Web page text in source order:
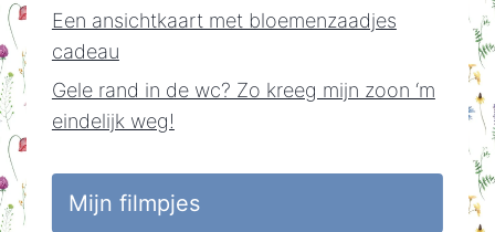
Een ansichtkaart met bloemenzaadjes
cadeau
Gele rand in de wc? Zo kreeg mijn zoon ‘m
eindelijk weg!
Mijn filmpjes